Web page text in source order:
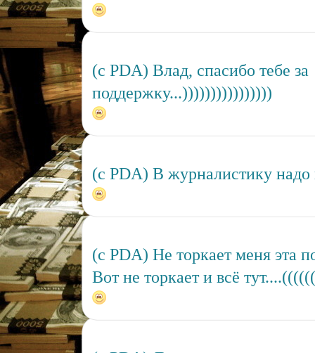
(c PDA) Влад, спасибо тебе за
поддержку...))))))))))))))))
(c PDA) В журналистику надо
(c PDA) Не торкает меня эта
Вот не торкает и всё